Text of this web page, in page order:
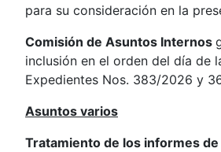
para su consideración en la
Comisión de Asuntos Internos
inclusión en el orden del día de
Expedientes Nos. 383/2026 y
Asuntos varios
Tratamiento de los informes